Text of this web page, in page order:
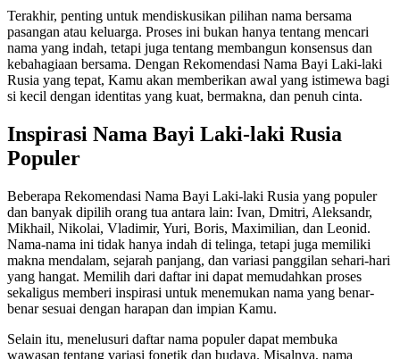
Terakhir, penting untuk mendiskusikan pilihan nama bersama
pasangan atau keluarga. Proses ini bukan hanya tentang mencari
nama yang indah, tetapi juga tentang membangun konsensus dan
kebahagiaan bersama. Dengan Rekomendasi Nama Bayi Laki-laki
Rusia yang tepat, Kamu akan memberikan awal yang istimewa bagi
si kecil dengan identitas yang kuat, bermakna, dan penuh cinta.
Inspirasi Nama Bayi Laki-laki Rusia
Populer
Beberapa Rekomendasi Nama Bayi Laki-laki Rusia yang populer
dan banyak dipilih orang tua antara lain: Ivan, Dmitri, Aleksandr,
Mikhail, Nikolai, Vladimir, Yuri, Boris, Maximilian, dan Leonid.
Nama-nama ini tidak hanya indah di telinga, tetapi juga memiliki
makna mendalam, sejarah panjang, dan variasi panggilan sehari-hari
yang hangat. Memilih dari daftar ini dapat memudahkan proses
sekaligus memberi inspirasi untuk menemukan nama yang benar-
benar sesuai dengan harapan dan impian Kamu.
Selain itu, menelusuri daftar nama populer dapat membuka
wawasan tentang variasi fonetik dan budaya. Misalnya, nama